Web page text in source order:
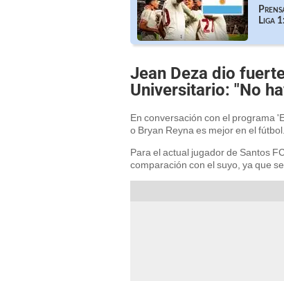
Liga
Jean Deza dio
Universitario: "No
En conversación con el programa
o Bryan Reyna es mejor en el
Para el actual jugador de Santos
comparación con el suyo, ya que